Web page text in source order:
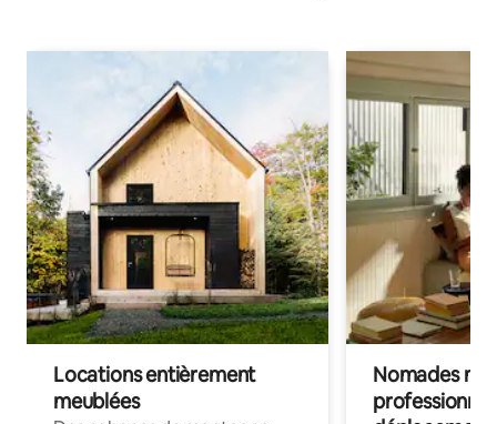
Locations entièrement
meublées
Nomades